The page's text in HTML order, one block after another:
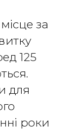
за
125
для
роки